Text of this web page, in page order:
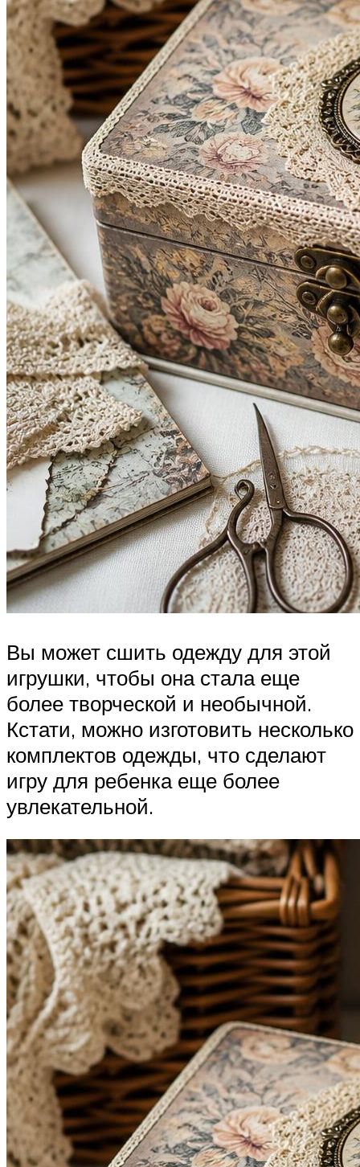
Вы может сшить одежду для этой
игрушки, чтобы она стала еще
более творческой и необычной.
Кстати, можно изготовить несколько
комплектов одежды, что сделают
игру для ребенка еще более
увлекательной.